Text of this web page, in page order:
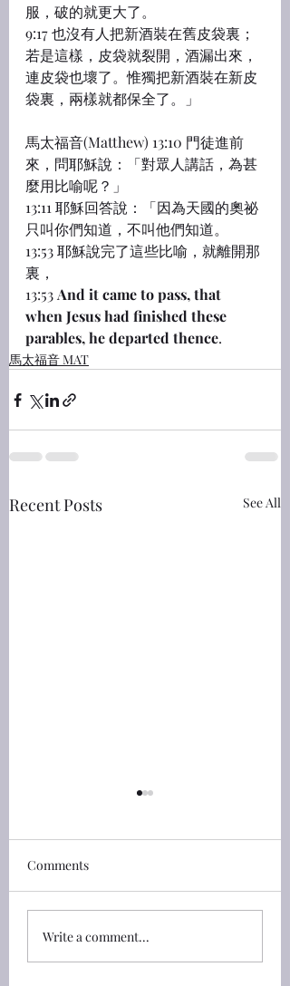
服，破的就更大了。
9:17 也沒有人把新酒裝在舊皮袋裏；
若是這樣，皮袋就裂開，酒漏出來，
連皮袋也壞了。惟獨把新酒裝在新皮
袋裏，兩樣就都保全了。」
馬太福音(Matthew) 13:10 門徒進前
來，問耶穌說：「對眾人講話，為甚
麼用比喻呢？」
13:11 耶穌回答說：「因為天國的奧祕
只叫你們知道，不叫他們知道。
13:53 耶穌說完了這些比喻，就離開那
裏，
13:53 And it came to pass, that
when Jesus had finished these
parables, he departed thence.
馬太福音 MAT
Recent Posts See All
馬太福音(Matthew) 24:30
那時，人子的兆頭要顯在天
上 ，地上的萬族都要哀
哭。他們要看見人子，有能
Comments
Write a comment...